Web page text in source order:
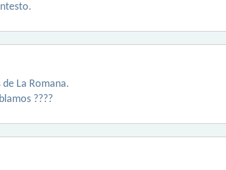
de La Romana.
????